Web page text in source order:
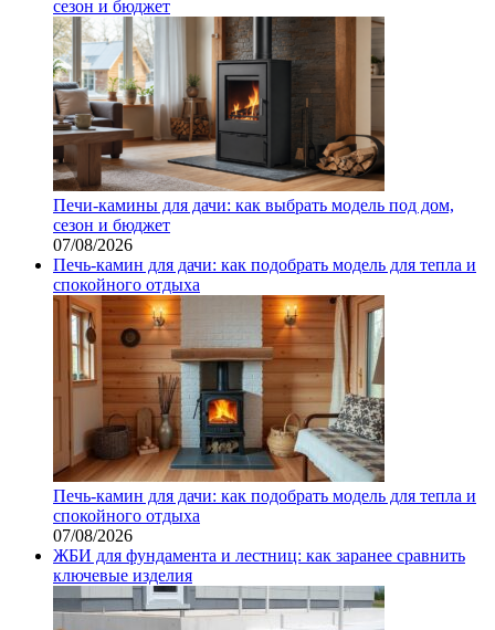
сезон и бюджет
Печи-камины для дачи: как выбрать модель под дом,
сезон и бюджет
07/08/2026
Печь-камин для дачи: как подобрать модель для тепла и
спокойного отдыха
Печь-камин для дачи: как подобрать модель для тепла и
спокойного отдыха
07/08/2026
ЖБИ для фундамента и лестниц: как заранее сравнить
ключевые изделия